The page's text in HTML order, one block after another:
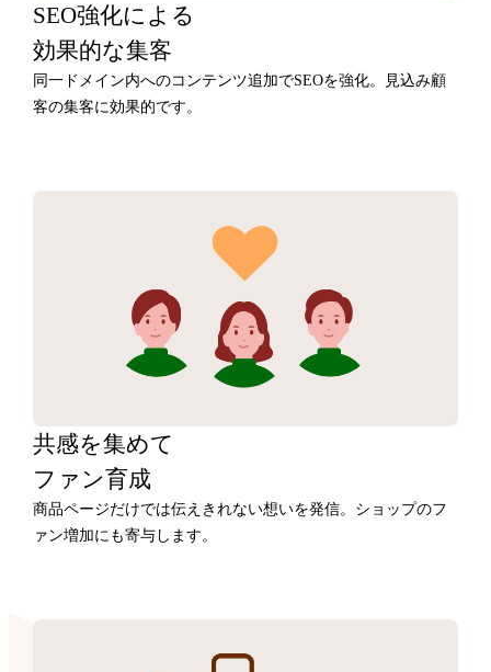
SEO強化による
効果的な集客
同一ドメイン内へのコンテンツ追加でSEOを強化。見込み顧
客の集客に効果的です。
共感を集めて
ファン育成
商品ページだけでは伝えきれない想いを発信。ショップのフ
ァン増加にも寄与します。